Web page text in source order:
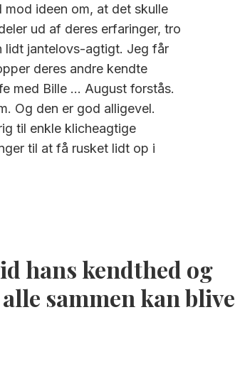
ideen om, at det skulle
ud af deres erfaringer, tro
lidt jantelovs-agtigt. Jeg får
deres andre kendte
med Bille … August forstås.
Og den er god alligevel.
til enkle klicheagtige
til at få rusket lidt op i
hans kendthed og
sammen kan blive